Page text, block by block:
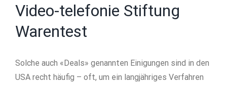
Video-telefonie Stiftung
Warentest
Solche auch «Deals» genannten Einigungen sind in den
USA recht häufig – oft, um ein langjähriges Verfahren